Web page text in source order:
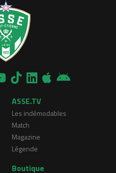
ASSE.TV
Les indémodables
Match
Magazine
Légende
Boutique